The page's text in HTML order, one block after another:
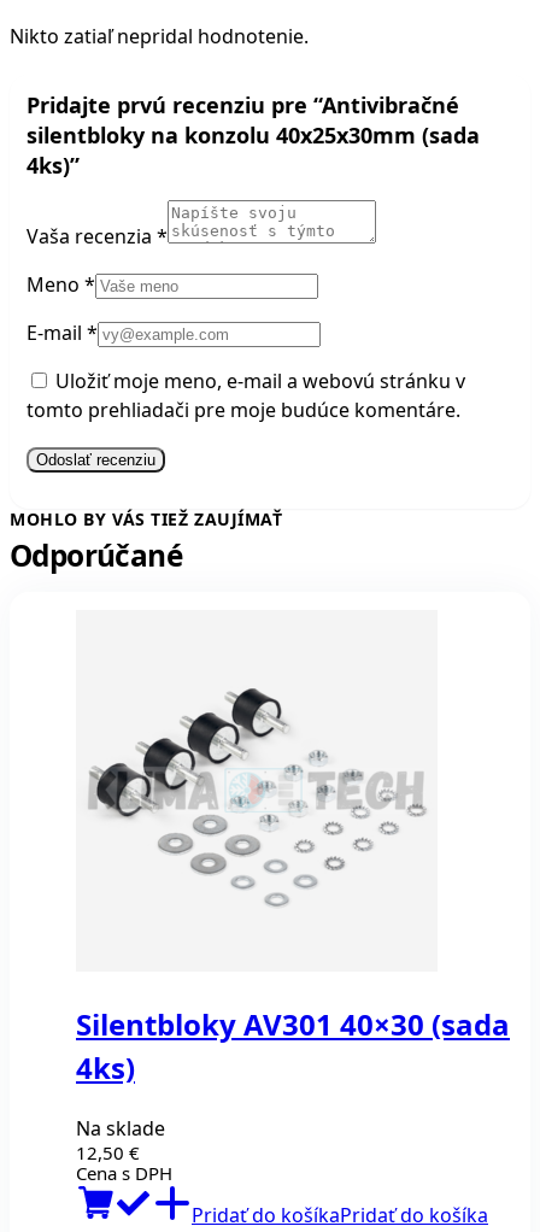
Nikto zatiaľ nepridal hodnotenie.
Pridajte prvú recenziu pre “Antivibračné
silentbloky na konzolu 40x25x30mm (sada
4ks)”
Vaša recenzia *
Meno *
E-mail *
Uložiť moje meno, e-mail a webovú stránku v
tomto prehliadači pre moje budúce komentáre.
MOHLO BY VÁS TIEŽ ZAUJÍMAŤ
Odporúčané
Silentbloky AV301 40×30 (sada
4ks)
Na sklade
12,50 €
Cena s DPH
Pridať do košíkaPridať do košíka